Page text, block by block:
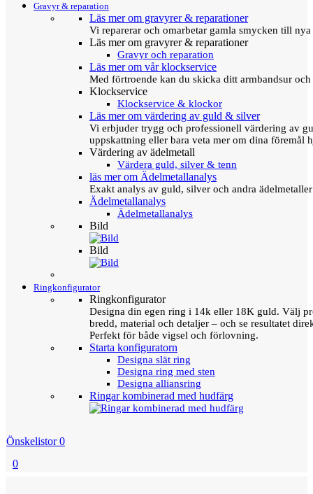
Gravyr & reparation
Läs mer om gravyrer & reparationer
Vi reparerar och omarbetar gamla smycken till
Läs mer om gravyrer & reparationer
Gravyr och reparation
Läs mer om vår klockservice
Med förtroende kan du skicka ditt armbandsur
Klockservice
Klockservice & klockor
Läs mer om värdering av guld & silver
Vi erbjuder trygg och professionell värdering av
uppskattning eller bara veta mer om dina föremål
Värdering av ädelmetall
Värdera guld, silver & tenn
läs mer om Ädelmetallanalys
Exakt analys av guld, silver och andra
Ädelmetallanalys
Ädelmetallanalys
Bild
Bild
Ringkonfigurator
Ringkonfigurator
Designa din egen ring i 14k eller 18K guld. Välj
bredd, material och detaljer – och se resultatet
Perfekt för både vigsel och förlovning.
Starta konfiguratorn
Designa slät ring
Designa ring med sten
Designa alliansring
Ringar kombinerad med hudfärg
Önskelistor 0
0